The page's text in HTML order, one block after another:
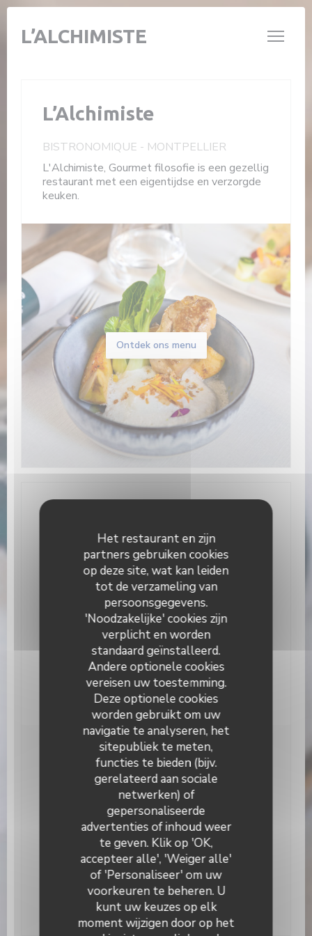
Cookies beheer paneel
Het restaurant en zijn
partners gebruiken cookies
op deze site, wat kan leiden
tot de verzameling van
persoonsgegevens.
'Noodzakelijke' cookies zijn
verplicht en worden
standaard geïnstalleerd.
Andere optionele cookies
vereisen uw toestemming.
Deze optionele cookies
worden gebruikt om uw
navigatie te analyseren, het
sitepubliek te meten,
functies te bieden (bijv.
gerelateerd aan sociale
netwerken) of
gepersonaliseerde
advertenties of inhoud weer
te geven. Klik op 'OK,
accepteer alle', 'Weiger alle'
of 'Personaliseer' om uw
voorkeuren te beheren. U
kunt uw keuzes op elk
moment wijzigen door op het
L’ALCHIMISTE
L’Alchimiste
BISTRONOMIQUE - MONTPELLIER
L'Alchimiste, Gourmet filosofie is een gezellig
restaurant met een eigentijdse en verzorgde
keuken.
Ontdek ons menu
Keuken
Eigengemaakt, vers product, Traditionele keuken
Soort bedrijf
Bistronomique
Diensten
Airconditioning, Private Hire, Terras, WIFI
Betaalmethoden
Apple Pay, Paiement Sans ContactPaiement Sans
Contact, Contant geld, Visa, controles, Debetkaart
Openingstijden
Gesloten
Zat 19:00 - 22:30
L’Alchimiste